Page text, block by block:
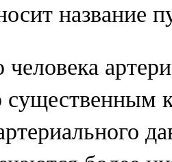
название
человека
существенным